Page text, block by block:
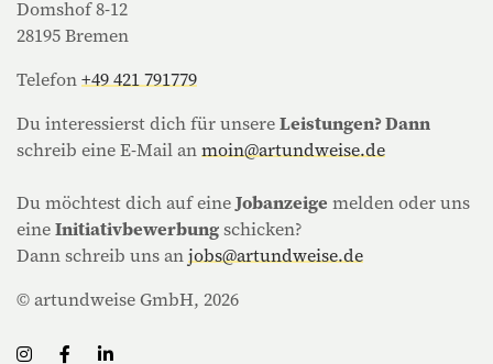
Domshof 8-12
28195 Bremen
Telefon+49 421 791779
Du interessierst dich für unsereLeistungen? Dann
schreib eine E-Mail anmoin@artundweise.de
Du möchtest dich auf eineJobanzeige melden oder uns
eineInitiativbewerbungschicken?
Dann schreib uns anjobs@artundweise.de
© artundweise GmbH, 2026